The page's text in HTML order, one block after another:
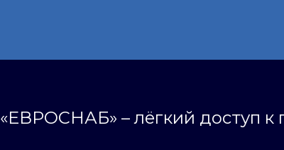
«ЕВРОСНАБ» – лёгкий доступ к